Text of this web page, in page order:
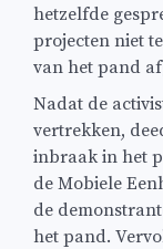
hetzelfde
projecten niet
van het pand
Nadat de
vertrekken,
inbraak in het
de Mobiele
de
het pand.